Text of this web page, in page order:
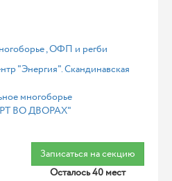
, ОФП и регби
"Энергия". Скандинавская
многоборье
ВО ДВОРАХ"
Записаться на секцию
Осталось 40 мест